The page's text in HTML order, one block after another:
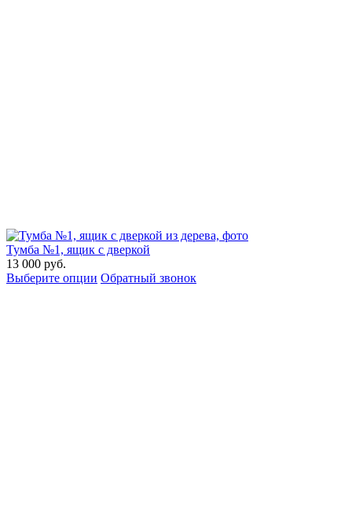
Тумба №1, ящик с дверкой
13 000 руб.
Выберите опции Обратный звонок